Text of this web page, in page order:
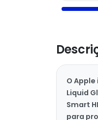
O
Liquid
Smart
para